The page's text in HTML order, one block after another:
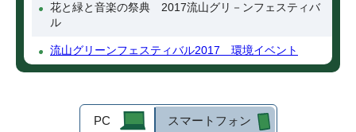
花と緑と音楽の祭典 2017流山グリ－ンフェスティバ
ル
流山グリーンフェスティバル2017 環境イベント
PC スマートフォン